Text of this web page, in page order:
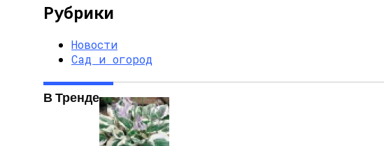
Рубрики
Новости
Сад и огород
В Тренде